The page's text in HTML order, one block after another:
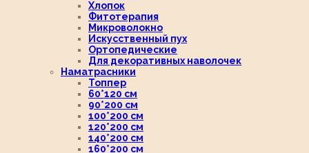
Хлопок
Фитотерапия
Микроволокно
Искусственный пух
Ортопедические
Для декоративных наволочек
Наматрасники
Топпер
60*120 см
90*200 см
100*200 см
120*200 см
140*200 см
160*200 см